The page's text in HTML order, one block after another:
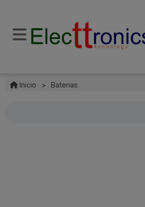
Inicio > Baterias